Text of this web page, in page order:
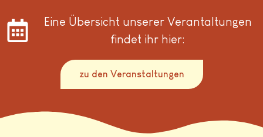
Eine Übersicht unserer Verantaltungen
findet ihr hier:
zu den Veranstaltungen